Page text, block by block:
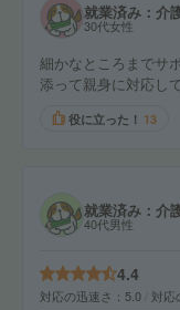
就業済み：介
30代女性
細かなところまでサ
添って親身に対応し
役に立った！ 13
就業済み：介
40代男性
4.4
対応の迅速さ 5.0 対応